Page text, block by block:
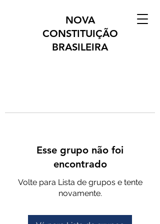
NOVA
CONSTITUIÇÃO
BRASILEIRA
Esse grupo não foi
encontrado
Volte para Lista de grupos e tente
novamente.